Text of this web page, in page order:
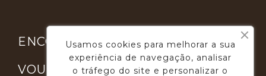
ENCONTRE-NOS 
VOUGA GOURMET
Usamos cookies para melhorar a sua
experiência de navegação, analisar
o tráfego do site e personalizar o